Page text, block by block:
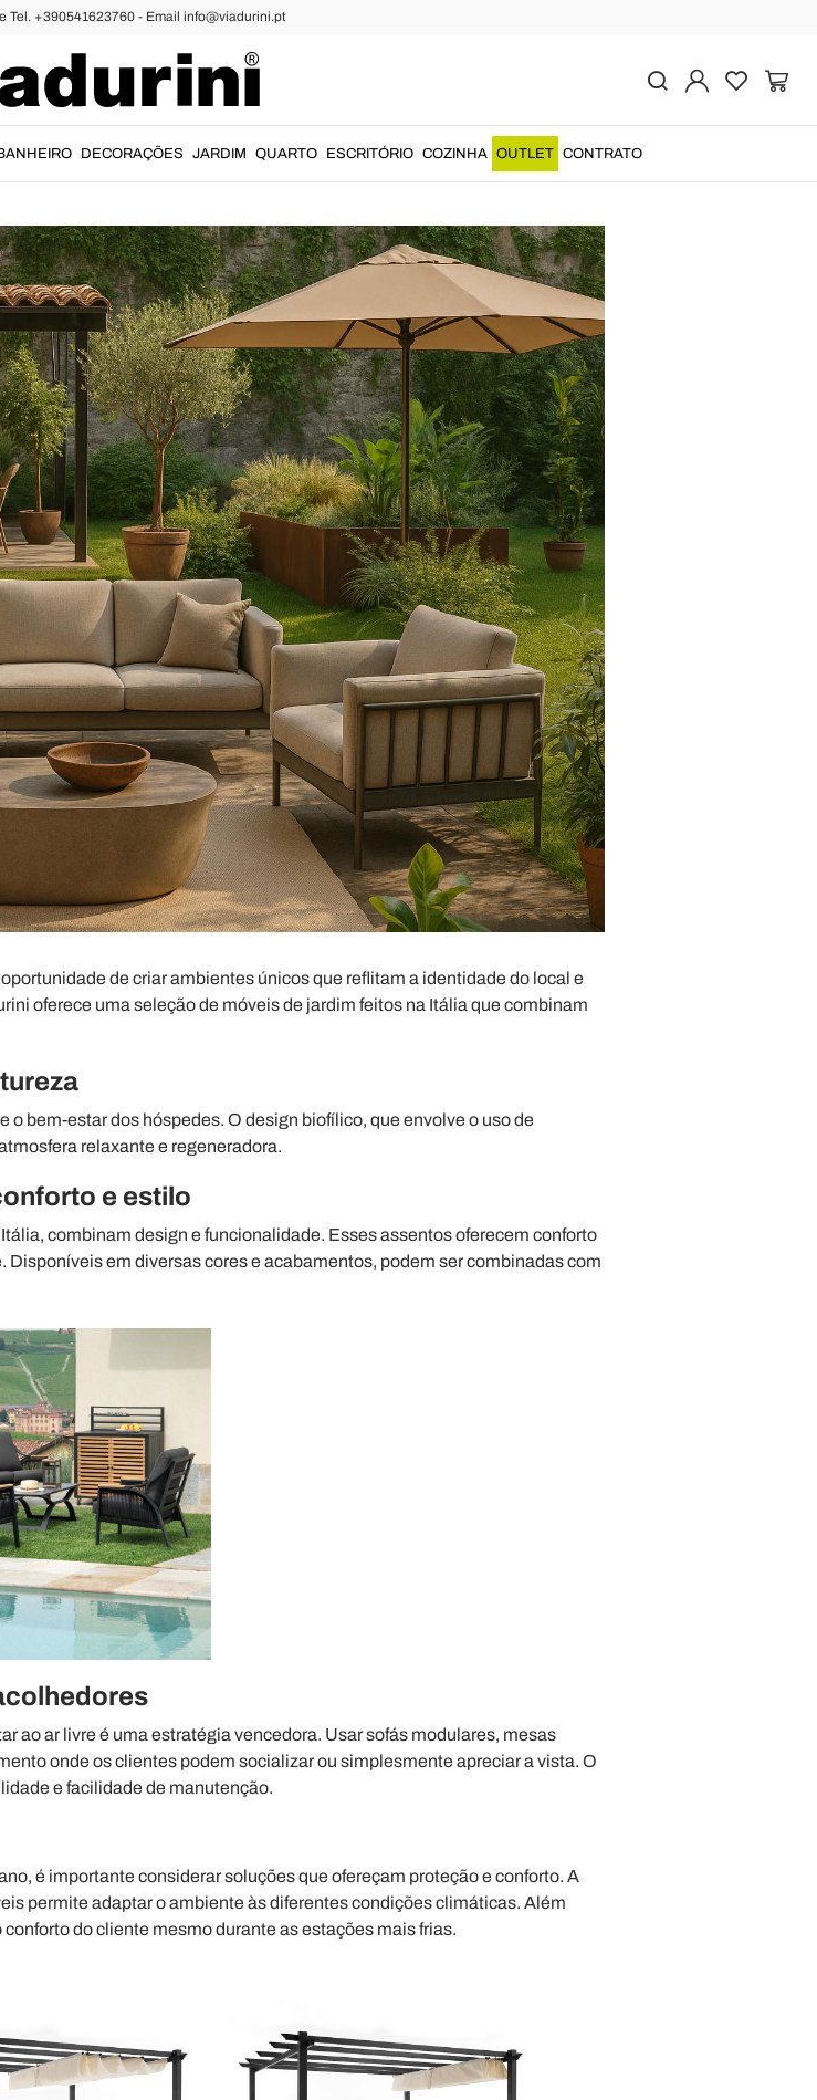
Tel. +390541623760 - Email info@viadurini.pt
DECORAÇÕES JARDIM QUARTO ESCRITÓRIO COZINHA OUTLET CONTRATO
e hotéis: ideias e soluções originais
de criar ambientes únicos que reflitam a identidade do local e
oferece uma seleção de móveis de jardim feitos na Itália que combinam
bem-estar dos hóspedes. O design biofílico, que envolve o uso de
relaxante e regeneradora.
e estilo
combinam design e funcionalidade. Esses assentos oferecem conforto
em diversas cores e acabamentos, podem ser combinadas com
ao ar livre é uma estratégia vencedora. Usar sofás modulares, mesas
onde os clientes podem socializar ou simplesmente apreciar a vista. O
e facilidade de manutenção.
é importante considerar soluções que ofereçam proteção e conforto. A
permite adaptar o ambiente às diferentes condições climáticas. Além
do cliente mesmo durante as estações mais frias.